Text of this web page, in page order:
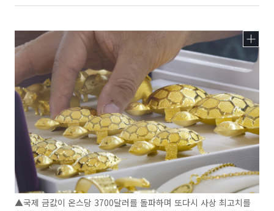
▲국제 금값이 온스당 3700달러를 돌파하며 또다시 사상 최고치를